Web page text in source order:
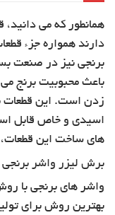
همانطور که می
دارند همواره جزء
برنجی نیز در صنعت
باعث محبوبیت برنج
زدن است. این قطعات
اسیدی و خاص قابل
های ساخت این
برش لیزر واشر برنجی
واشر های برنجی با
بهترین روش برای